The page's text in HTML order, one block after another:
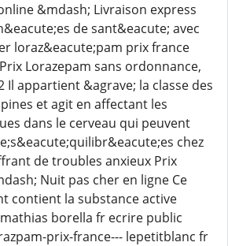
&mdash; Livraison express
de sant&eacute; avec
loraz&eacute;pam prix france
Lorazepam sans ordonnance,
Il appartient &agrave; la classe des
et agit en affectant les
dans le cerveau qui peuvent
chez
de troubles anxieux Prix
Nuit pas cher en ligne Ce
contient la substance active
borella fr ecrire public
prix-france--- lepetitblanc fr